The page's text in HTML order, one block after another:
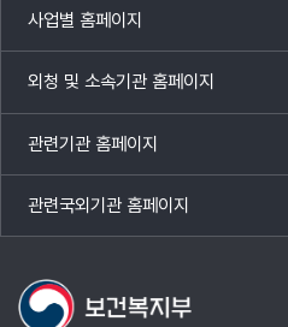
사업별 홈페이지
목록
열기
외청 및 소속기관 홈페이지
목록
열기
관련기관 홈페이지
목록
열기
관련국외기관 홈페이지
목록
열기